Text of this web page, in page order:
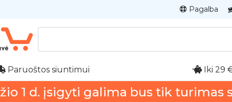
Pagalba
Paruoštos siuntimui Iki 29
1 d. įsigyti galima bus tik turimas